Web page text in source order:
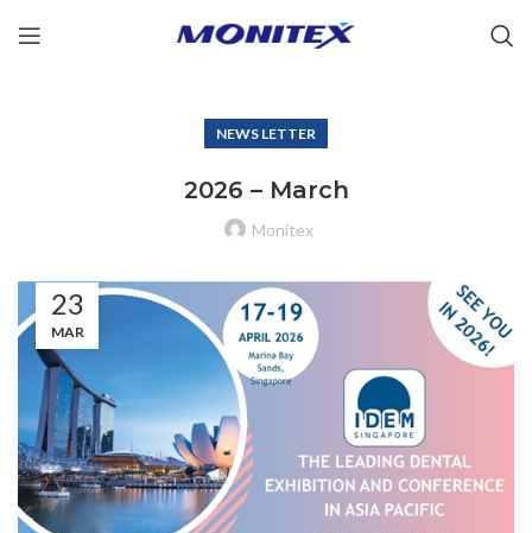
NEWS LETTER
2026 – March
Monitex
23
MAR